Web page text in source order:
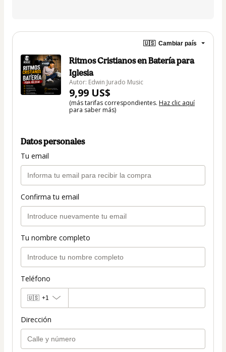
🇺🇸 Cambiar país
Ritmos Cristianos en Batería para
Iglesia
Autor: Edwin Jurado Music
9,99 US$
(más tarifas correspondientes. Haz clic aquí
para saber más)
Datos personales
Tu email
Confirma tu email
Tu nombre completo
Teléfono
🇺🇸 +1
Dirección